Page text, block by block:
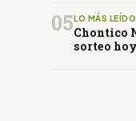
05 LO MÁS LEÍDO
Chontico
sorteo